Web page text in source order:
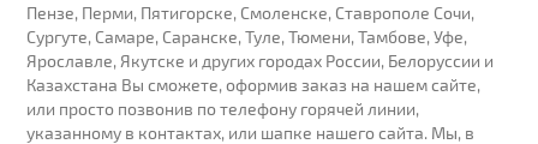
Пензе, Перми, Пятигорске, Смоленске, Ставрополе Сочи,
Сургуте, Самаре, Саранске, Туле, Тюмени, Тамбове, Уфе,
Ярославле, Якутске и других городах России, Белоруссии и
Казахстана Вы сможете, оформив заказ на нашем сайте,
или просто позвонив по телефону горячей линии,
указанному в контактах, или шапке нашего сайта. Мы, в